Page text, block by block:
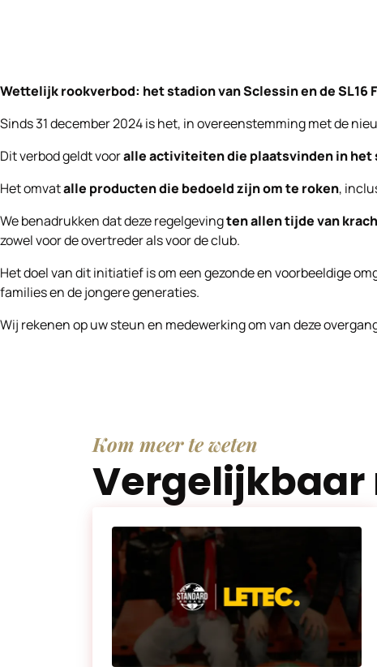
Wettelijk rookverbod: het stadion van Sclessin en de
Sinds 31 december 2024 is het, in overeenstemming met de
Dit verbod geldt vooralle activiteiten die plaatsvinden in het
Het omvatalle producten die bedoeld zijn om te roken,
We benadrukken dat deze regelgevingten allen tijde van
zowel voor de overtreder als voor de club.
Het doel van dit initiatief is om een gezonde en voorbeeldige
families en de jongere generaties.
Wij rekenen op uw steun en medewerking om van deze
Kom meer te weten
Vergelijkbaar